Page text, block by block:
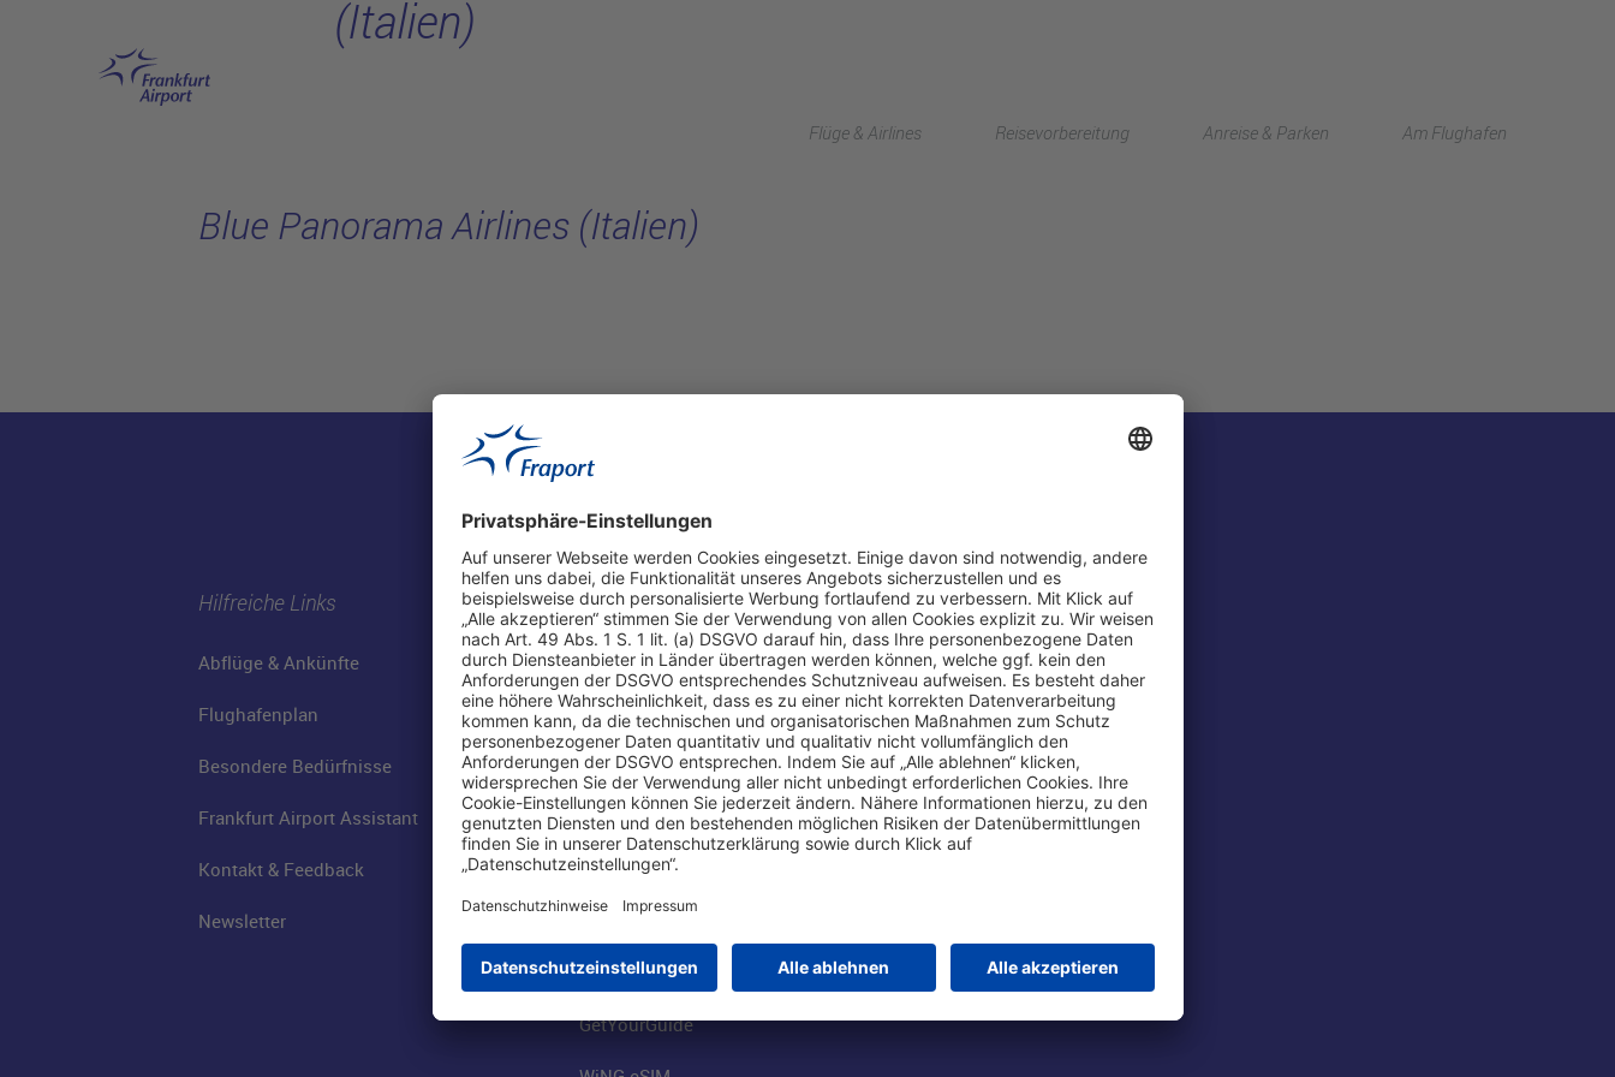
Flüge & Airlines Reisevorbereitung Anreise & Parken Am Flughafen
(Italien)
Blue Panorama Airlines (Italien)
Hilfreiche Links
Abflüge & Ankünfte
Flughafenplan
Besondere Bedürfnisse
Frankfurt Airport Assistant
Kontakt & Feedback
Newsletter
Online einkaufen & buchen
Parkplätze
Online-Shop
Besucherservices
FRA SmartWay
Hotels am Standort
Mietwagen weltweit
Flüge buchen
GetYourGuide
Über uns
Fraport AG
Business am Airport
FRA Eventlocations
Jobs am Airport
Konzernstrategie